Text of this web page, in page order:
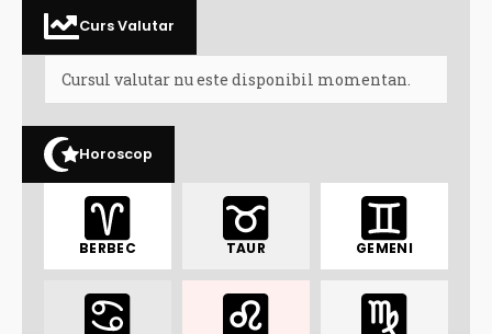
Curs Valutar
Cursul valutar nu este disponibil momentan.
Horoscop
BERBEC TAUR GEMENI